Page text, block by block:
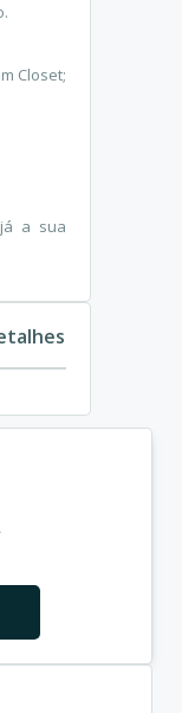
Closet;
a sua